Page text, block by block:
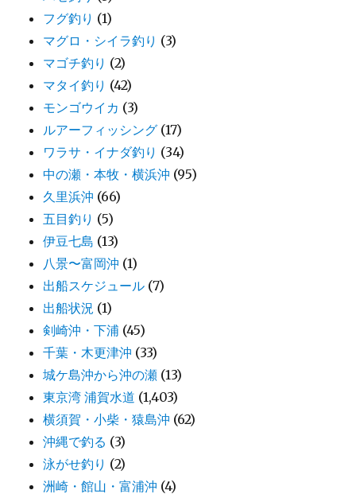
フグ釣り (1)
マグロ・シイラ釣り (3)
マゴチ釣り (2)
マタイ釣り (42)
モンゴウイカ (3)
ルアーフィッシング (17)
ワラサ・イナダ釣り (34)
中の瀬・本牧・横浜沖 (95)
久里浜沖 (66)
五目釣り (5)
伊豆七島 (13)
八景〜富岡沖 (1)
出船スケジュール (7)
出船状況 (1)
剣崎沖・下浦 (45)
千葉・木更津沖 (33)
城ケ島沖から沖の瀬 (13)
東京湾 浦賀水道 (1,403)
横須賀・小柴・猿島沖 (62)
沖縄で釣る (3)
泳がせ釣り (2)
洲崎・館山・富浦沖 (4)